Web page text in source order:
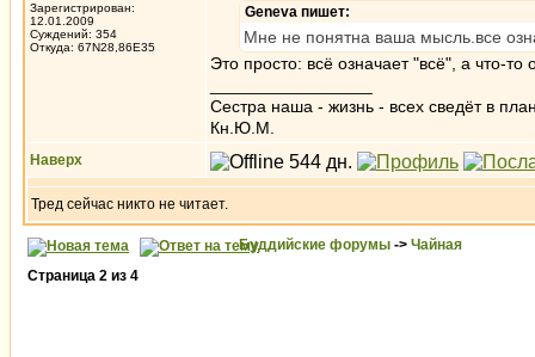
Зарегистрирован:
12.01.2009
Суждений: 354
Откуда: 67N28,86E35
Geneva пишет:
Мне не понятна ваша мысль.все
Это просто: всё означает "всё", а что-
Сестра наша - жизнь - всех сведёт в
Кн.Ю.М.
Наверх
Тред сейчас никто не читает.
Буддийские форумы -> Чайная
Страница 2 из 4